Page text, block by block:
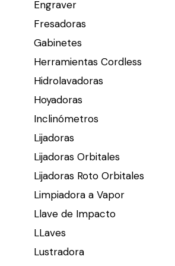
Engraver
Fresadoras
Gabinetes
Herramientas Cordless
Hidrolavadoras
Hoyadoras
Inclinómetros
Lijadoras
Lijadoras Orbitales
Lijadoras Roto Orbitales
Limpiadora a Vapor
Llave de Impacto
LLaves
Lustradora